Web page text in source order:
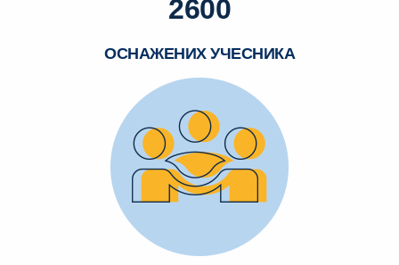
2600
ОСНАЖЕНИХ УЧЕСНИКА